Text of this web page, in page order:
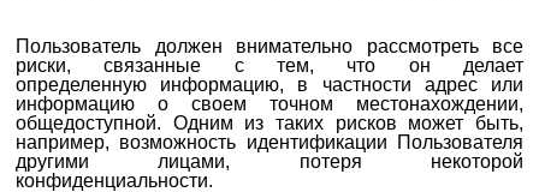
Пользователь должен внимательно рассмотреть все
риски, связанные с тем, что он делает
определенную информацию, в частности адрес или
информацию о своем точном местонахождении,
общедоступной. Одним из таких рисков может быть,
например, возможность идентификации Пользователя
другими лицами, потеря некоторой
конфиденциальности.